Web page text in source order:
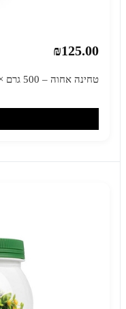
₪125.00
טחינה אחוה – 500 גרם × 12 יחידה (מארז)